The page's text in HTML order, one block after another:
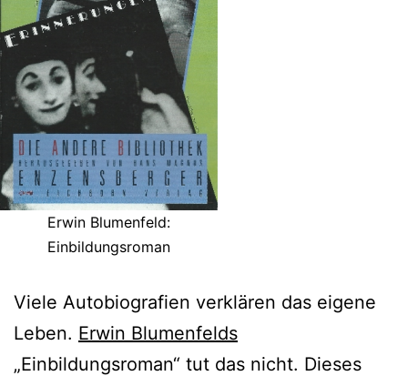
Erwin Blumenfeld:
Einbildungsroman
Viele Autobiografien verklären das eigene
Leben. Erwin Blumenfelds
„Einbildungsroman“ tut das nicht. Dieses